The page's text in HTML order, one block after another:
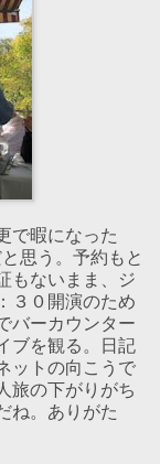
で暇になった
思う。予約もと
もないまま、ジ
３０開演のため
バーカウンター
ブを観る。日記
ットの向こうで
旅の下がりがち
ね。ありがた